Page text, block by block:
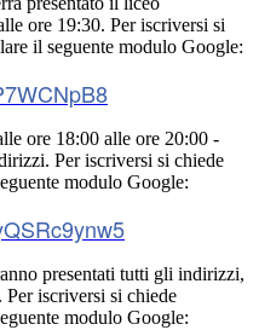
ore 19:30. Per iscriversi si
il seguente modulo Google:
ore 18:00 alle ore 20:00 -
Per iscriversi si chiede
modulo Google:
presentati tutti gli indirizzi,
iscriversi si chiede
modulo Google: